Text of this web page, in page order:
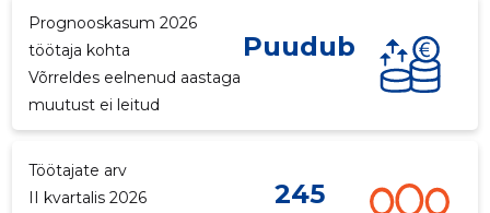
Prognooskasum 2026
töötaja kohta
Puudub
Võrreldes eelnenud aastaga
muutust ei leitud
Töötajate arv
II kvartalis 2026
245